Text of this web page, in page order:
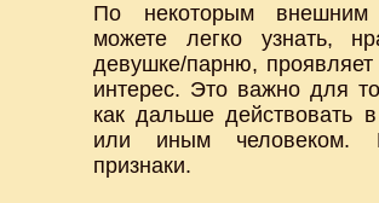
По некоторым
можете легко узнать,
девушке/парню,
интерес. Это важно для
как дальше действовать
или иным человеком.
признаки.